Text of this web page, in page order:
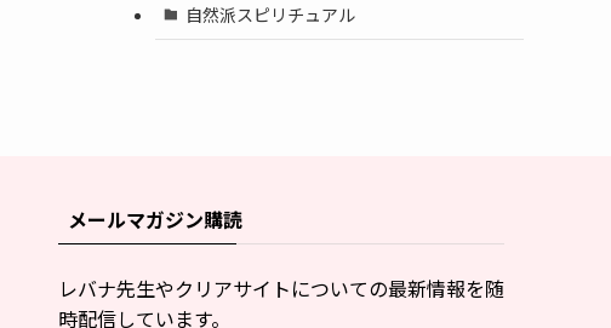
自然派スピリチュアル
メールマガジン購読
レバナ先生やクリアサイトについての最新情報を随
時配信しています。